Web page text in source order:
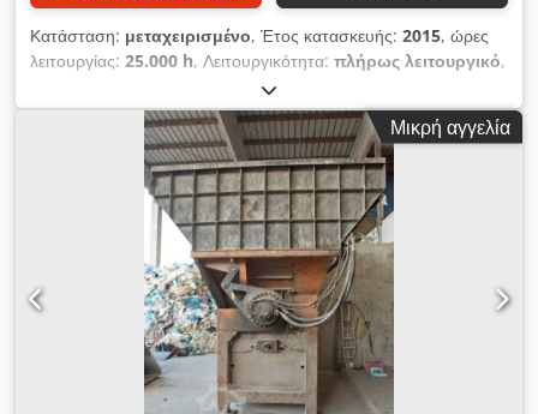
Κατάσταση: μεταχειρισμένο, Έτος κατασκευής: 2015, ώρες
λειτουργίας: 25.000 h, Λειτουργικότητα: πλήρως λειτουργικό,
, ταχύτητα περιστροφής (ελάχ.):
στρ./λ., συνολικό βάρος:30.000 κιλ, ισχύς:220 kW (299,12
, τάση εισόδου:400 V, Αργόστροφος, ανθεκτικός
θρυμματιστής μονού άξονα. Κατάλληλος για την
προκαταρκτική θρυμμάτιση διαφόρων υλικών χωρίς μαζική
παρουσία ξένων σωμάτων. Εφαρμογή: Θρυμμάτιση
βιομηχανικών και εμπορικών αποβλήτων, φιλμ, υλικών
συσκευασίας, υφασμάτων, χαρτιού, καουτσούκ, ξύλου
κατεδάφισης, παλετών, ρολών χαρτιού, τύμπανων καλωδίων,
μιγμάτων πλαστικών για θερμική και υλική αξιοποίηση, χύμα ή
σε δέματα. Lindner Jupiter 2200 Ισχύς κίνησης: 2x 110 kW
(ABB) Εγκιβωτισμένη σχάρα: 148 mm Ηλεκτρολογικός πίνακας:
πλήρης με (FU-ABB) Ψύκτης επιστροφής: Ναι,
Μικρή αγγελία